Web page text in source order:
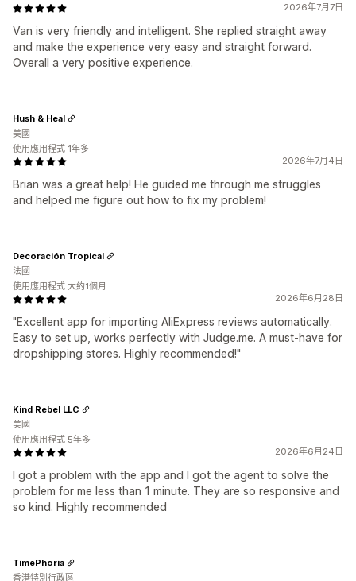
2026年7月7日
Van is very friendly and intelligent. She replied straight away
and make the experience very easy and straight forward.
Overall a very positive experience.
2026年7月4日
Brian was a great help! He guided me through me struggles
and helped me figure out how to fix my problem!
Hush & Heal
美國
使用應用程式 1年多
2026年6月28日
"Excellent app for importing AliExpress reviews automatically.
Easy to set up, works perfectly with Judge.me. A must-have for
dropshipping stores. Highly recommended!"
Decoración Tropical
法國
使用應用程式 大約1個月
2026年6月24日
I got a problem with the app and I got the agent to solve the
problem for me less than 1 minute. They are so responsive and
so kind. Highly recommended
Kind Rebel LLC
美國
使用應用程式 5年多
TimePhoria
香港特別行政區